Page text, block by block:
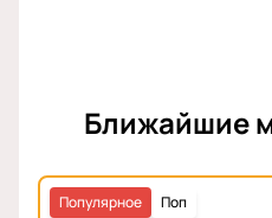
Ближайшие
Поп
Популярное